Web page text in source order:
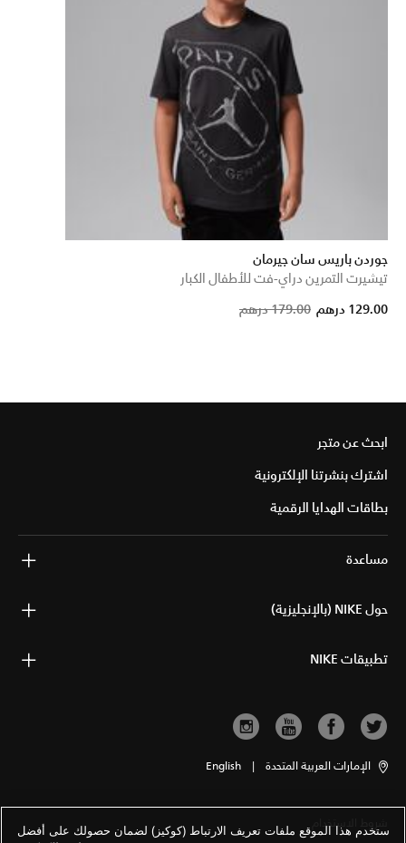
جوردن باريس سان جيرمان
تيشيرت التمرين دراي-فت للأطفال الكبار
Price reduced179.00 درهم to 129.00 درهم
ابحث عن متجر
اشترك بنشرتنا الإلكترونية
بطاقات الهدايا الرقمية
مساعدة
حول NIKE (بالإنجليزية)
تطبيقات NIKE
الإمارات العربية المتحدة |
English
شروط الاستخدام
ستخدم هذا الموقع ملفات تعريف الارتباط (كوكيز) لضمان حصولك على أفضل